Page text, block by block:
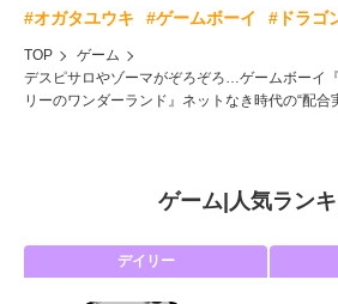
#オガタユウキ #ゲームボーイ #ドラゴ
TOP
ゲーム
デスピサロやゾーマがぞろぞろ…ゲームボーイ
リーのワンダーランド』ネットなき時代の“配合
ゲーム| 人気ラン
デイリー